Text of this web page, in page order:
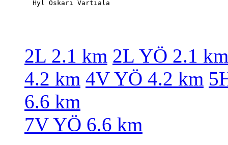
2L 2.1 km 2L YÖ 2.1 km
4.2 km 4V YÖ 4.2 km
6.6 km
7V YÖ 6.6 km